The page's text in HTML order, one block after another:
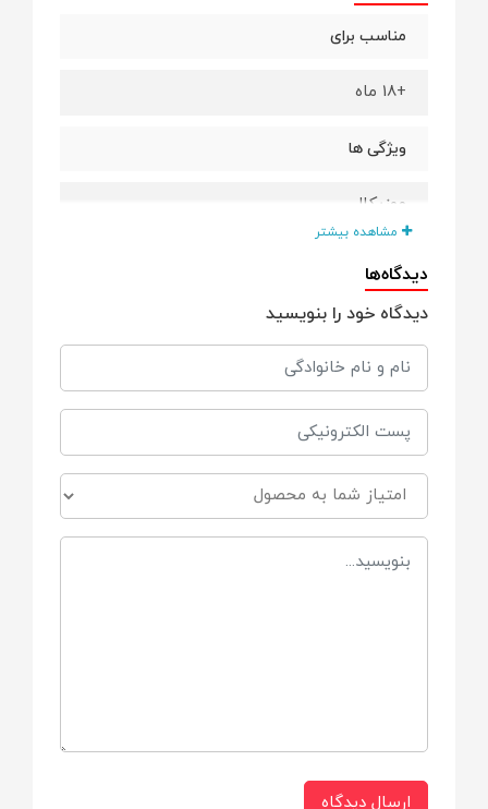
مناسب برای
+18 ماه
ویژگی ها
موزیکال
دارای دکمه ی فعال و غیر فعال شدن حرکت و
رقص طبل
صدای حیوانات
دارای تم های مختلف صدا و عوض شدن موزیک
با چرخاندن کلاه
جنس
ساخته شده از پلاستیک مرغوب
۱۹*۱۶*۱۵ سانتی متر
مشاهده بیشتر
دیدگاه‌ها
دیدگاه خود را بنویسید
ارسال دیدگاه